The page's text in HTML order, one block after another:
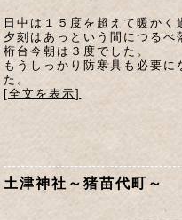
日中は１５度を超えて暖かく
夕刻はあっという間につるべ
桁台今朝は３度でした。
もうしっかり防寒具も必要に
た。
[全文を表示]
土津神社～猪苗代町～